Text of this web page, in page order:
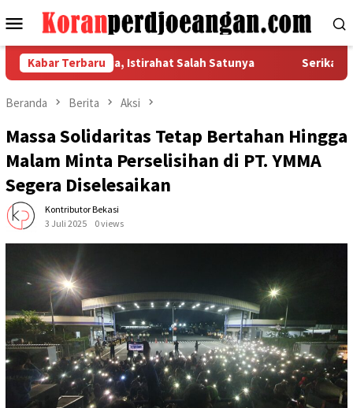
ke
Menu
Mobile
Kabar Terbaru
Dasar Pekerja, Istirahat Salah Satunya Serikat
Beranda Berita Aksi
Massa Solidaritas Tetap Bertahan Hingga
Malam Minta Perselisihan di PT. YMMA
Segera Diselesaikan
Kontributor Bekasi
3 Juli 2025
0 views